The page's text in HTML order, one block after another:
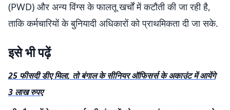
(PWD) और अन्य विंग्स के फालतू खर्चों में कटौती की जा रही है,
ताकि कर्मचारियों के बुनियादी अधिकारों को प्राथमिकता दी जा सके.
इसे भी पढ़ें
25 फीसदी डीए मिला, तो बंगाल के सीनियर ऑफिसर्स के अकाउंट में आयेंगे
3 लाख रुपए